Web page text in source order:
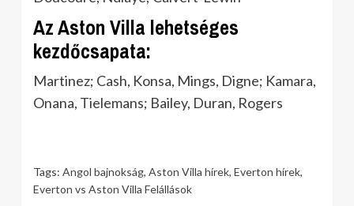
Az Aston Villa lehetséges
kezdőcsapata:
Martinez; Cash, Konsa, Mings, Digne; Kamara,
Onana, Tielemans; Bailey, Duran, Rogers
Tags: Angol bajnokság, Aston Villa hírek, Everton hírek,
Everton vs Aston Villa Felállások